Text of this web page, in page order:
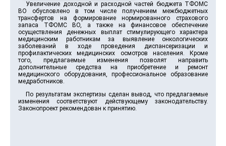
Увеличение доходной и расходной частей бюджета ТФОМС
ВО обусловлено в том числе получением межбюджетных
трансфертов на формирование нормированного страхового
запаса ТФОМС ВО, а также на финансовое обеспечение
осуществления денежных выплат стимулирующего характера
медицинским работникам за выявление онкологических
заболеваний в ходе проведения диспансеризации и
профилактических медицинских осмотров населения. Кроме
того, предлагаемые изменения позволят направить
дополнительные средства на приобретение и ремонт
медицинского оборудования, профессиональное образование
медработников.
По результатам экспертизы сделан вывод, что предлагаемые
изменения соответствуют действующему законодательству.
Законопроект рекомендован к принятию.